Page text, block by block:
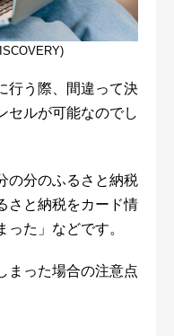
行う際、間違って決
セルが可能なのでし
の分のふるさと納税
さと納税をカード情
た」などです。
まった場合の注意点